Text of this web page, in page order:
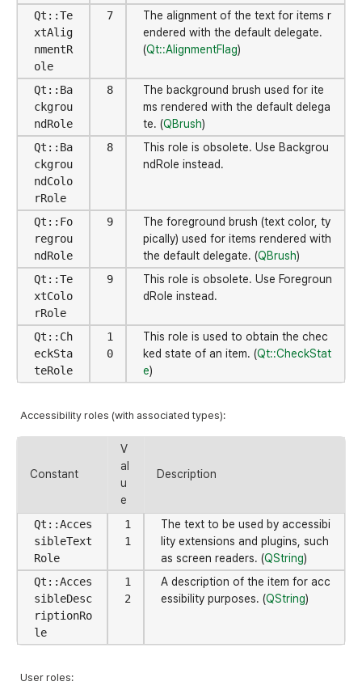
Qt::Te
xtAlig
nmentR
ole
7
The alignment of the text for items r
endered with the default delegate.
(Qt::AlignmentFlag)
Qt::Ba
ckgrou
ndRole
8
The background brush used for ite
ms rendered with the default delega
te. (QBrush)
Qt::Ba
ckgrou
ndColo
rRole
8
This role is obsolete. Use Backgrou
ndRole instead.
Qt::Fo
regrou
ndRole
9
The foreground brush (text color, ty
pically) used for items rendered with
the default delegate. (QBrush)
Qt::Te
xtColo
rRole
9
This role is obsolete. Use Foregroun
dRole instead.
Qt::Ch
eckSta
teRole
1
0
This role is used to obtain the chec
ked state of an item. (Qt::CheckStat
e)
Accessibility roles (with associated types):
Constant
V
al
u
e
Description
Qt::Acces
sibleText
Role
1
1
The text to be used by accessibi
lity extensions and plugins, such
as screen readers. (QString)
Qt::Acces
sibleDesc
riptionRo
le
1
2
A description of the item for acc
essibility purposes. (QString)
User roles: